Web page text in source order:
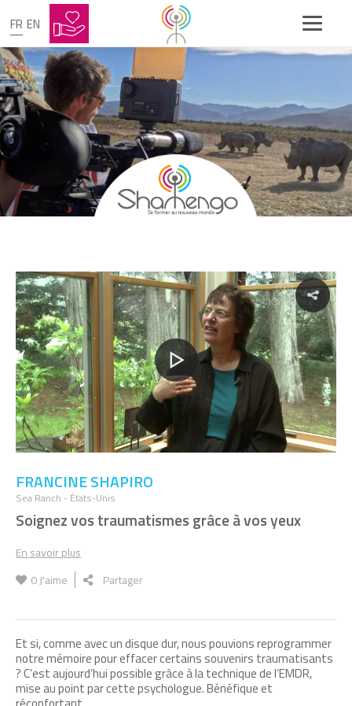
FR EN
FRANCINE SHAPIRO
Sea Ranch - États-Unis
Soignez vos traumatismes grâce à vos yeux
En savoir plus
0J'aime Partager
Et si, comme avec un disque dur, nous pouvions reprogrammer
notre mémoire pour effacer certains souvenirs traumatisants
? C’est aujourd’hui possible grâce à la technique de l’EMDR,
mise au point par cette psychologue. Bénéfique et